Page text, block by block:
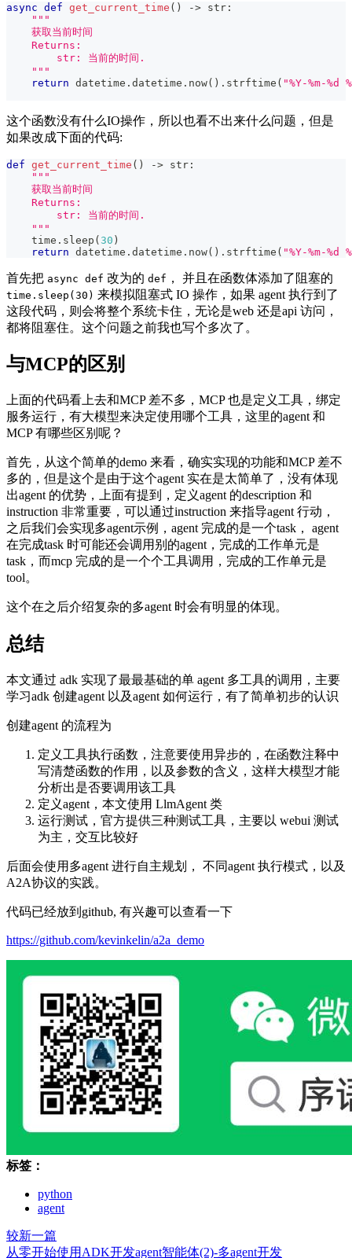
async def get_current_time ( ) -> str :
"""
    获取当前时间
    Returns:
        str: 当前的时间.
    """
return datetime . datetime . now( ) . strftime ( "%Y-%m-%d
这个函数没有什么IO操作，所以也看不出来什么问题，但是
如果改成下面的代码:
def get_current_time ( ) -> str :
"""
    获取当前时间
    Returns:
        str: 当前的时间.
    """
    time
. sleep ( 30 )
return datetime . datetime . now( ) . strftime ( "%Y-%m-%d
首先把 async def 改为的 def ， 并且在函数体添加了阻塞的
time.sleep(30) 来模拟阻塞式 IO 操作，如果 agent 执行到了
这段代码，则会将整个系统卡住，无论是web 还是api 访问，
都将阻塞住。这个问题之前我也写个多次了。
与MCP的区别
上面的代码看上去和MCP 差不多，MCP 也是定义工具，绑定
服务运行，有大模型来决定使用哪个工具，这里的agent 和
MCP 有哪些区别呢？
首先，从这个简单的demo 来看，确实实现的功能和MCP 差不
多的，但是这个是由于这个agent 实在是太简单了，没有体现
出agent 的优势，上面有提到，定义agent 的description 和
instruction 非常重要，可以通过instruction 来指导agent 行动，
之后我们会实现多agent示例，agent 完成的是一个task， agent
在完成task 时可能还会调用别的agent，完成的工作单元是
task，而mcp 完成的是一个个工具调用，完成的工作单元是
tool。
这个在之后介绍复杂的多agent 时会有明显的体现。
总结
本文通过 adk 实现了最最基础的单 agent 多工具的调用，主要
学习adk 创建agent 以及agent 如何运行，有了简单初步的认识
创建agent 的流程为
定义工具执行函数，注意要使用异步的，在函数注释中
写清楚函数的作用，以及参数的含义，这样大模型才能
分析出是否要调用该工具
定义agent，本文使用 LlmAgent 类
运行测试，官方提供三种测试工具，主要以 webui 测试
为主，交互比较好
后面会使用多agent 进行自主规划， 不同agent 执行模式，以及
A2A协议的实践。
代码已经放到github, 有兴趣可以查看一下
https://github.com/kevinkelin/a2a_demo
标签：
python
agent
较新一篇
从零开始使用ADK开发agent智能体(2)-多agent开发